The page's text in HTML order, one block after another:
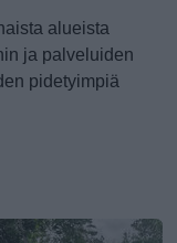
alueista
ja palveluiden
pidetyimpiä